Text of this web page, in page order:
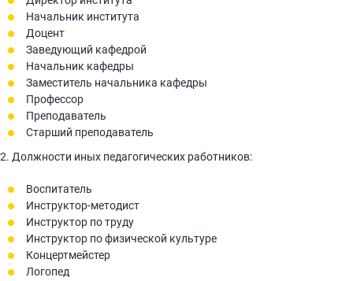
Начальник института
Доцент
Заведующий кафедрой
Начальник кафедры
Заместитель начальника кафедры
Профессор
Преподаватель
Старший преподаватель
2. Должности иных педагогических работников:
Воспитатель
Инструктор-методист
Инструктор по труду
Инструктор по физической культуре
Концертмейстер
Логопед